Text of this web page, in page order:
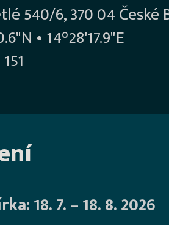
540/6, 370 04 České
• 14°28'17.9"E
18. 7. – 18. 8. 2026